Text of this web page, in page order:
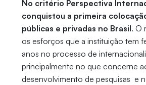
No critério Perspectiva
conquistou a primeira
públicas e privadas no Brasil. O
os esforços que a instituição tem
anos no processo de
principalmente no que concerne
desenvolvimento de pesquisas e